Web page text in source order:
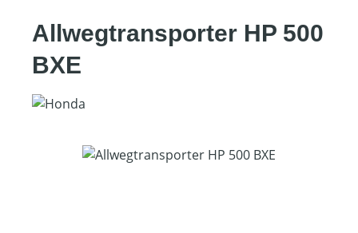
Allwegtransporter HP 500
BXE
Bildergalerie überspringen